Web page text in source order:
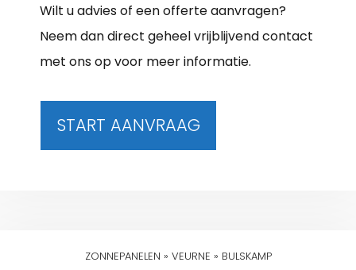
Wilt u advies of een offerte aanvragen?
Neem dan direct geheel vrijblijvend contact
met ons op voor meer informatie.
START AANVRAAG
ZONNEPANELEN » VEURNE » BULSKAMP